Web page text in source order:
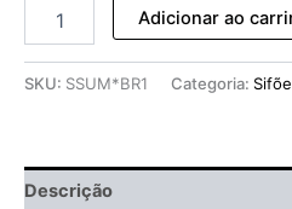
Adicionar ao
SKU: SSUM*BR1 Categoria:
Descrição